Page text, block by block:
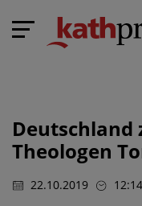
Deutschland
Theologen
22.10.2019 12:14